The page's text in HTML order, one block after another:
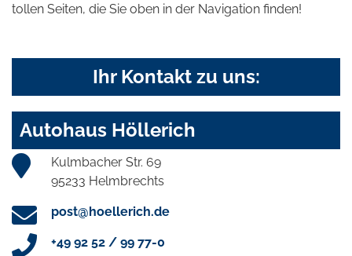
tollen Seiten, die Sie oben in der Navigation finden!
Ihr Kontakt zu uns:
Autohaus Höllerich
Kulmbacher Str. 69
95233 Helmbrechts
post@hoellerich.de
+49 92 52 / 99 77-0